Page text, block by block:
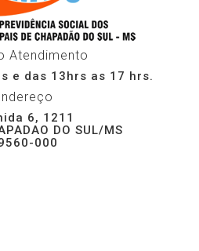
Atendimento
e das 13hrs as 17 hrs.
6, 1211
DO SUL/MS
000